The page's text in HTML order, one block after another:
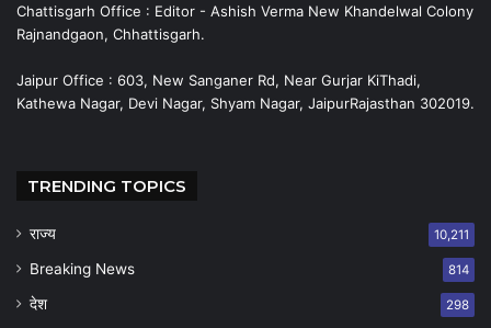
Chattisgarh Office : Editor - Ashish Verma New Khandelwal Colony
Rajnandgaon, Chhattisgarh.
Jaipur Office : 603, New Sanganer Rd, Near Gurjar KiThadi,
Kathewa Nagar, Devi Nagar, Shyam Nagar, JaipurRajasthan 302019.
TRENDING TOPICS
राज्य 10,211
Breaking News 814
देश 298